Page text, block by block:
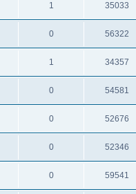
1 35033
0 56322
1 34357
0 54581
0 52676
0 52346
0 59541